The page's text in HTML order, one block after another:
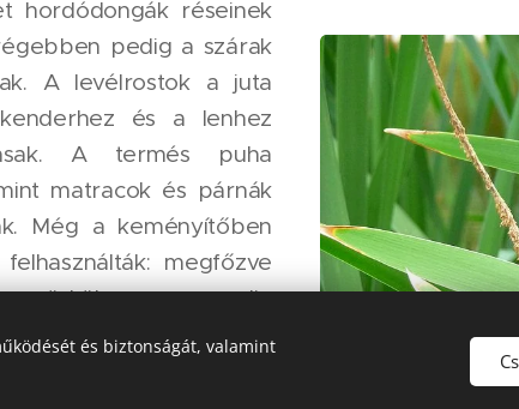
hordódongák réseinek
pedig a szárak
A levélrostok a juta
és a lenhez
A termés puha
matracok és párnák
Még a keményítőben
megfőzve
pedig
és biztonságát, valamint